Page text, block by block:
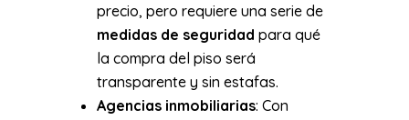
precio, pero requiere una serie de
medidas de seguridad para qué
la compra del piso será
transparente y sin estafas.
Agencias inmobiliarias: Con